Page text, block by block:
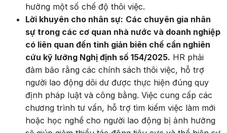
hưởng một số chế độ thôi việc.
Lời khuyên cho nhân sự: Các chuyên gia nhân
sự trong các cơ quan nhà nước và doanh nghiệp
có liên quan đến tinh giản biên chế cần nghiên
cứu kỹ lưỡng Nghị định số 154/2025. HR phải
đảm bảo rằng các chính sách thôi việc, hỗ trợ
người lao động dôi dư được thực hiện đúng quy
định pháp luật và công bằng. Việc cung cấp các
chương trình tư vấn, hỗ trợ tìm kiếm việc làm mới
hoặc học nghề cho người lao động bị ảnh hưởng